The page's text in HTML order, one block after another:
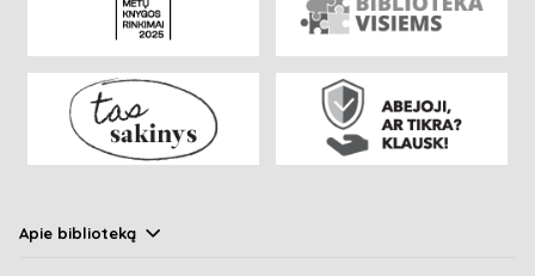
Apie biblioteką